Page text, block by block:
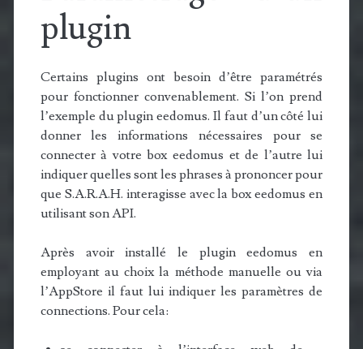
plugin
Certains plugins ont besoin d’être paramétrés
pour fonctionner convenablement. Si l’on prend
l’exemple du plugin eedomus. Il faut d’un côté lui
donner les informations nécessaires pour se
connecter à votre box eedomus et de l’autre lui
indiquer quelles sont les phrases à prononcer pour
que S.A.R.A.H. interagisse avec la box eedomus en
utilisant son API.
Après avoir installé le plugin eedomus en
employant au choix la méthode manuelle ou via
l’AppStore il faut lui indiquer les paramètres de
connections. Pour cela: